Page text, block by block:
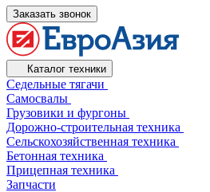
Заказать звонок
Каталог техники
Седельные тягачи
Самосвалы
Грузовики и фургоны
Дорожно-строительная техника
Сельскохозяйственная техника
Бетонная техника
Прицепная техника
Запчасти